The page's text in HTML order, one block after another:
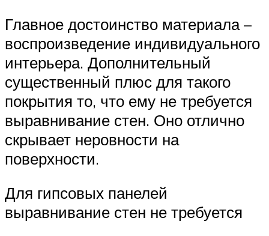
Главное достоинство материала –
воспроизведение индивидуального
интерьера. Дополнительный
существенный плюс для такого
покрытия то, что ему не требуется
выравнивание стен. Оно отлично
скрывает неровности на
поверхности.
Для гипсовых панелей
выравнивание стен не требуется